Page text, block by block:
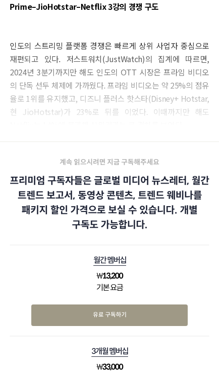
Prime–JioHotstar–Netflix 3강의 경쟁 구도
인도의 스트리밍 플랫폼 경쟁은 빠르게 상위 사업자 중심으로
재편되고 있다. 저스트워치(JustWatch)의 집계에 따르면,
2024년 3분기까지만 해도 인도의 OTT 시장은 프라임 비디오
의 단독 선두 체제에 가까웠다. 프라임 비디오는 약 25%의 점유
율로 1위를 유지했고, 디즈니 플러스 핫스타(Disney+ Hotstar,
현 JioHotstar)가 23%로 뒤를 이었다. 이때까지만 해도
계속 읽으시려면 지금 구독해주세요
프리미엄 구독자들은 글로벌 미디어 뉴스레터, 월간
트렌드 보고서, 동영상 콘텐츠, 트렌드 웨비나를
패키지 할인 가격으로 보실 수 있습니다. 개별
구독도 가능합니다.
월간 멤버십
₩13,200
기본 요금
유료 구독하기
3개월 멤버십
₩33,000